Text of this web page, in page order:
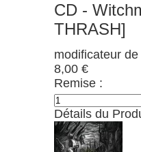
CD -
THRASH]
modificateur
8,00 €
Remise :
Détails du